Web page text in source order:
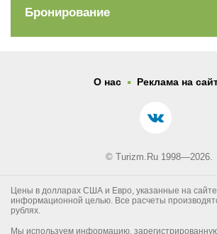
Бронирование
О нас . Реклама на
© Turizm.Ru 1998—2026.
Цены в долларах США и Евро, указанные на
информационной целью. Все расчеты
рублях.
Мы используем информацию,